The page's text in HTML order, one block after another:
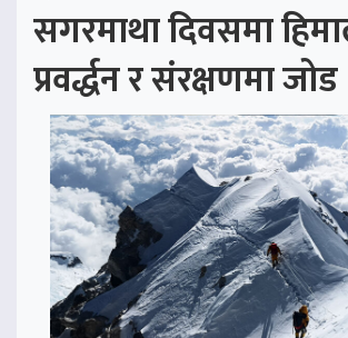
सगरमाथा दिवसमा
प्रवर्द्धन र संरक्षणमा जोड